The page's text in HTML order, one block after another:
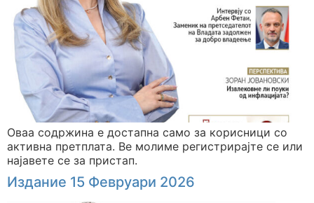
Оваа содржина е достапна само за корисници со
активна претплата. Ве молиме регистрирајте се или
најавете се за пристап.
Издание 15 Февруари 2026